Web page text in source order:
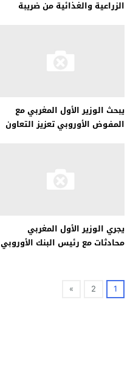
الزراعية والغذائية من ضريبة
يبحث الوزير الأول المغربي مع
المفوض الأوروبي تعزيز التعاون
يجري الوزير الأول المغربي
محادثات مع رئيس البنك الأوروبي
1
2
»